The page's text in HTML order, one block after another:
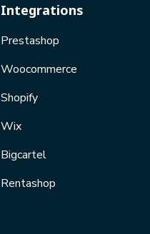
Integrations
Prestashop
Woocommerce
Shopify
Wix
Bigcartel
Rentashop